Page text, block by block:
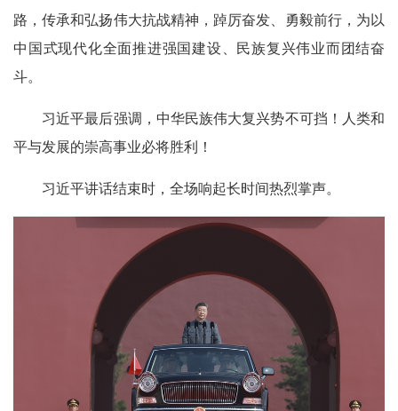
路，传承和弘扬伟大抗战精神，踔厉奋发、勇毅前行，为以
中国式现代化全面推进强国建设、民族复兴伟业而团结奋
斗。
习近平最后强调，中华民族伟大复兴势不可挡！人类和
平与发展的崇高事业必将胜利！
习近平讲话结束时，全场响起长时间热烈掌声。